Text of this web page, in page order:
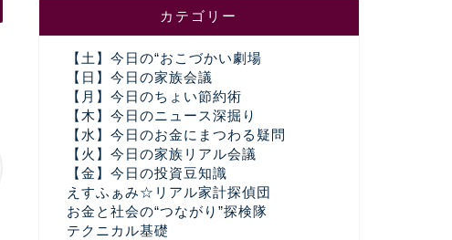
カテゴリー
【土】今日の“おこづかい劇場
【日】今日の家族会議
【月】今日のちょい節約術
【木】今日のニュース深掘り
【水】今日のお金にまつわる疑問
【火】今日の家族リアル会議
【金】今日の投資豆知識
えすふぁみ☆リアル家計探偵団
お金と社会の“つながり”探検隊
テクニカル基礎